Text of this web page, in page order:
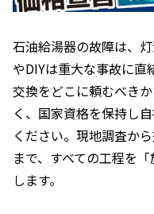
石油給湯器の故障は、
やDIYは重大な事故に直
交換をどこに頼むべき
く、国家資格を保持し
ください。現地調査か
まで、すべての工程を
します。